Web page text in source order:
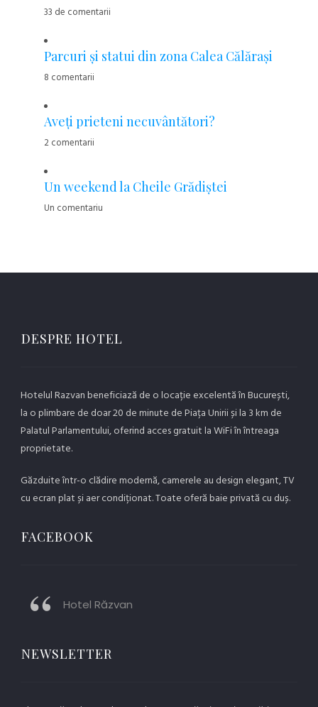
33 de comentarii
Parcuri şi statui din zona Calea Călăraşi
8 comentarii
Aveţi prieteni necuvântători?
2 comentarii
Un weekend la Cheile Grădiştei
Un comentariu
DESPRE HOTEL
Hotelul Razvan beneficiază de o locație excelentă în București,
la o plimbare de doar 20 de minute de Piața Unirii și la 3 km de
Palatul Parlamentului, oferind acces gratuit la WiFi în întreaga
proprietate.
Găzduite într-o clădire modernă, camerele au design elegant, TV
cu ecran plat și aer condiționat. Toate oferă baie privată cu duș.
FACEBOOK
Hotel Răzvan
NEWSLETTER